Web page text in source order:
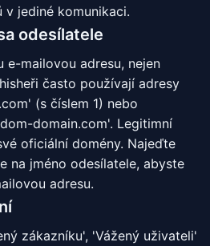
v jediné komunikaci.
odesílatele
e-mailovou adresu, nejen
často používají adresy
(s číslem 1) nebo
domain.com'. Legitimní
oficiální domény. Najeďte
na jméno odesílatele, abyste
adresu.
zákazníku', 'Vážený uživateli'